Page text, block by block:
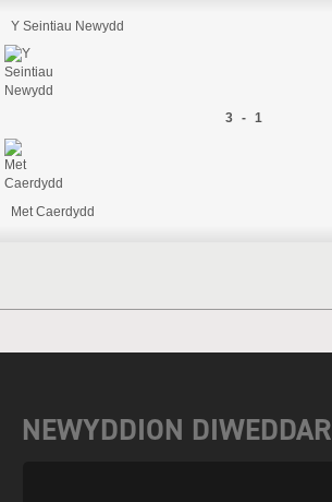
Y Seintiau Newydd
3 - 1
Met Caerdydd
NEWYDDION DIWEDDAR